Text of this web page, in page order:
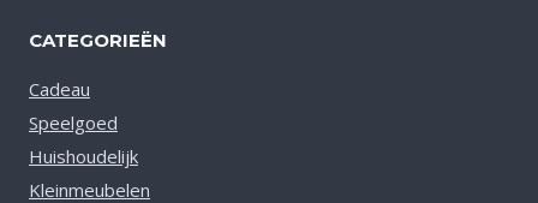
CATEGORIEËN
Cadeau
Speelgoed
Huishoudelijk
Kleinmeubelen